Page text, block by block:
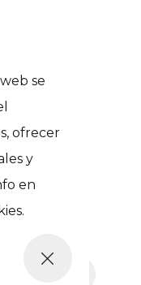
se
ofrecer
y
en
registrada